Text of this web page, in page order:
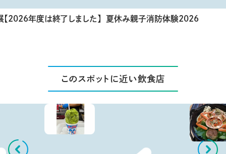
2026年度は終了しました】 夏休み親子消防体験2026
このスポットに近い飲食店